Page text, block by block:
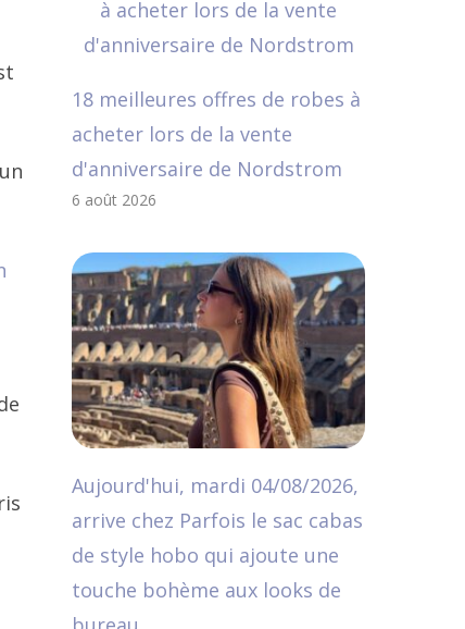
18 meilleures offres de robes à
acheter lors de la vente
d'anniversaire de Nordstrom
6 août 2026
Aujourd'hui, mardi 04/08/2026,
arrive chez Parfois le sac cabas
de style hobo qui ajoute une
touche bohème aux looks de